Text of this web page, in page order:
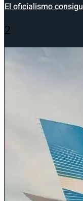
El oficialismo
2